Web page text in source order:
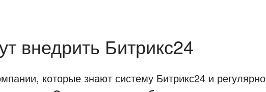
внедрить Битрикс24
которые знают систему Битрикс24 и регулярно